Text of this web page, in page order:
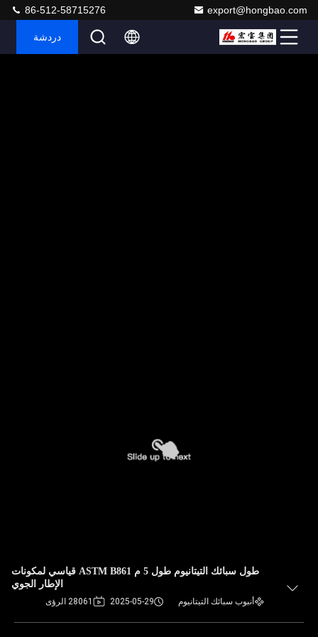
export@hongbao.com
86-512-58715276
دردشة
طول سبائك التيتانيوم طول 5 م ASTM B861 قياسي لمكونات
الإطار الجوي
أنبوب سبائك التيتانيوم 2025-05-29 28061 الرؤى